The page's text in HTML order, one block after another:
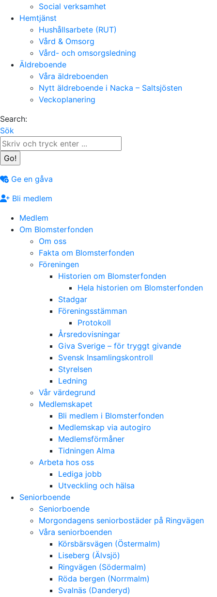
Social verksamhet
Hemtjänst
Hushållsarbete (RUT)
Vård & Omsorg
Vård- och omsorgsledning
Äldreboende
Våra äldreboenden
Nytt äldreboende i Nacka – Saltsjösten
Veckoplanering
Search:
Sök
Ge en gåva
Bli medlem
Medlem
Om Blomsterfonden
Om oss
Fakta om Blomsterfonden
Föreningen
Historien om Blomsterfonden
Hela historien om Blomsterfonden
Stadgar
Föreningsstämman
Protokoll
Årsredovisningar
Giva Sverige – för tryggt givande
Svensk Insamlingskontroll
Styrelsen
Ledning
Vår värdegrund
Medlemskapet
Bli medlem i Blomsterfonden
Medlemskap via autogiro
Medlemsförmåner
Tidningen Alma
Arbeta hos oss
Lediga jobb
Utveckling och hälsa
Seniorboende
Seniorboende
Morgondagens seniorbostäder på Ringvägen
Våra seniorboenden
Körsbärsvägen (Östermalm)
Liseberg (Älvsjö)
Ringvägen (Södermalm)
Röda bergen (Norrmalm)
Svalnäs (Danderyd)